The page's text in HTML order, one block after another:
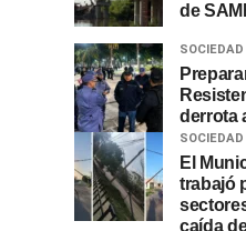
de
SOCIEDAD
derrota
SOCIEDAD
El
trabajó
caída